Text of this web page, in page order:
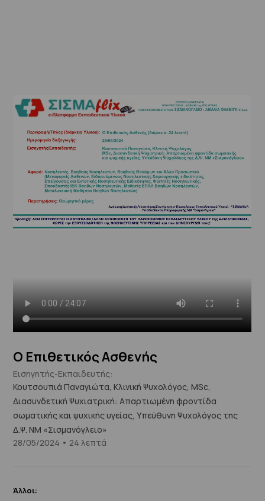
Ο Επιθετικός Ασθενής
Εισηγητής-Εκπαιδευτής:
Κουτσουπιά Παναγιώτα, Κλινική Ψυχολόγος, MSc,
Διασυνδετική Ψυχιατρική: Απαρτιωμένη φροντίδα
σωματικής και ψυχικής υγείας, Υπεύθυνη Ψυχολόγος της
Δ.Ψ. ΝΜ «Σισμανόγλειο»
28/05/2024 • 24 λεπτά
Άλλοι: